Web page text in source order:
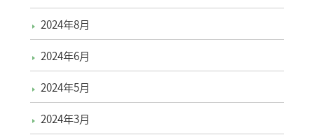
2024年8月
2024年6月
2024年5月
2024年3月